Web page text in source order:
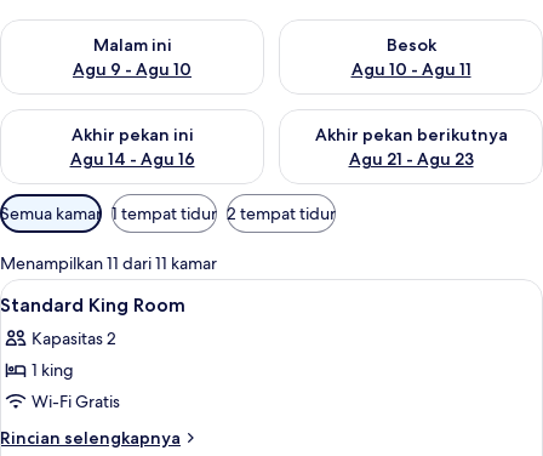
Malam ini
Agu 9 - Agu 10
Periksa ketersediaan untuk malam ini Agu 9 - Agu 10
Besok
Agu 10 - Agu 11
Periksa ketersediaan untuk
Akhir pekan ini
Agu 14 - Agu 16
Periksa ketersediaan untuk akhir pekan ini Agu 14 - Agu 16
Akhir pekan berikutnya
Agu 21 - Agu 23
Periksa ketersediaan untuk
Filter
tersedia
untuk
kamar
Semua kamar 1 tempat tidur 2 tempat tidur
Menampilkan 11 dari 11 kamar
Lihat
semua
foto
untuk
Standard
King
Seprai premium, brankas, meja
6
Standard King Room
Kapasitas 2
1 king
Wi-Fi Gratis
Rincian selengkapnya
Rincian